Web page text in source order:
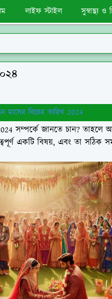
লাইফ স্টাইল সুস্বাস্থ্য ও
মাসের বিয়ের তারিখ 2024
সম্পর্কে জানতে চান?
একটি বিষয়, এবং তা সঠিক